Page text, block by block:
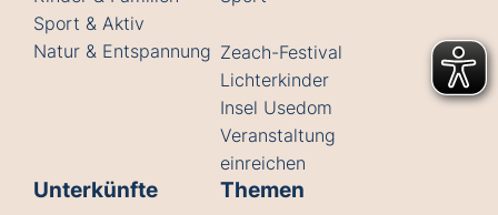
Sport & Aktiv
Natur & Entspannung Zeach-Festival
Lichterkinder
Insel Usedom
Veranstaltung
einreichen
Unterkünfte Themen